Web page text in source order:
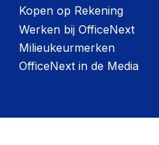
Kopen op Rekening
Werken bij OfficeNext
Milieukeurmerken
OfficeNext in de Media